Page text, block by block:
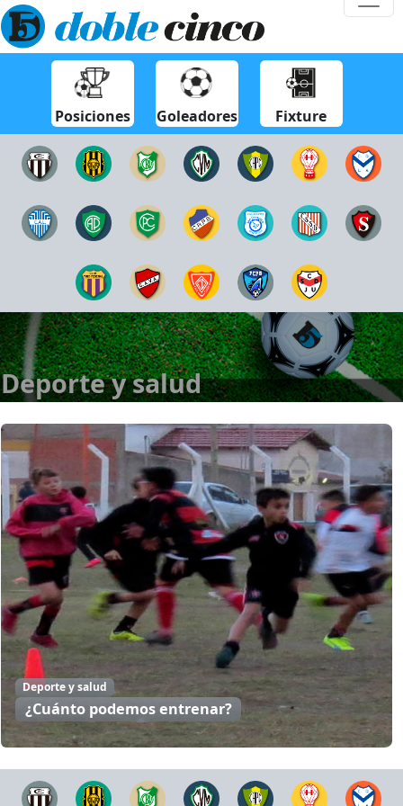
Posiciones Goleadores Fixture
Deporte y salud
Deporte y salud
¿Cuánto podemos entrenar?